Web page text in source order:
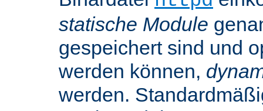
statische Module
gespeichert sind und
werden können,
werden.